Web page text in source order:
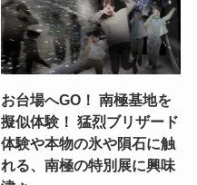
お台場へGO！ 南極基地を
擬似体験！ 猛烈ブリザード
体験や本物の氷や隕石に触
れる、南極の特別展に興味